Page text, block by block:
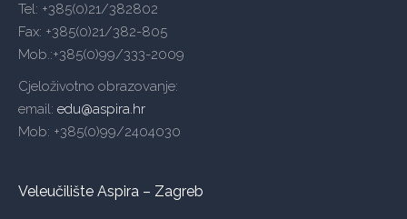
Tel: +385(0)21/382802
Fax: +385(0)21/382-805
Mob.:+385(0)99/333-2009
Cjeloživotno obrazovanje:
email: edu@aspira.hr
Mob: +385(0)99/2404030
Veleučilište Aspira – Zagreb